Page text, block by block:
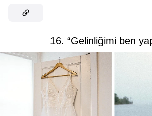
16. “Gelinliğimi ben